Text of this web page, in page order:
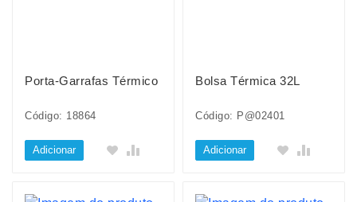
Porta-Garrafas Térmico
Código: 18864
Adicionar
Bolsa Térmica 32L
Código: P@02401
Adicionar